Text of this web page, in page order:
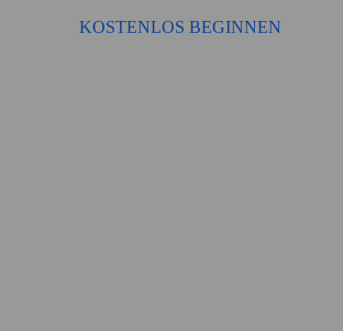
KOSTENLOS BEGINNEN